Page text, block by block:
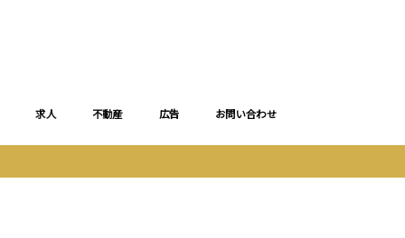
求人 不動産 広告 お問い合わせ